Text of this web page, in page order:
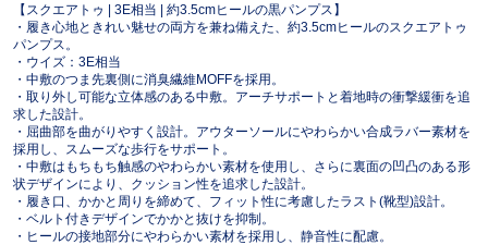
【スクエアトゥ | 3E相当 | 約3.5cmヒールの黒パンプス】
・履き心地ときれい魅せの両方を兼ね備えた、約3.5cmヒールのスクエアトゥ
パンプス。
・ウイズ：3E相当
・中敷のつま先裏側に消臭繊維MOFFを採用。
・取り外し可能な立体感のある中敷。アーチサポートと着地時の衝撃緩衝を追
求した設計。
・屈曲部を曲がりやすく設計。アウターソールにやわらかい合成ラバー素材を
採用し、スムーズな歩行をサポート。
・中敷はもちもち触感のやわらかい素材を使用し、さらに裏面の凹凸のある形
状デザインにより、クッション性を追求した設計。
・履き口、かかと周りを締めて、フィット性に考慮したラスト(靴型)設計。
・ベルト付きデザインでかかと抜けを抑制。
・ヒールの接地部分にやわらかい素材を採用し、静音性に配慮。